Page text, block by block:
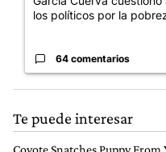
los políticos por la
64 comentarios